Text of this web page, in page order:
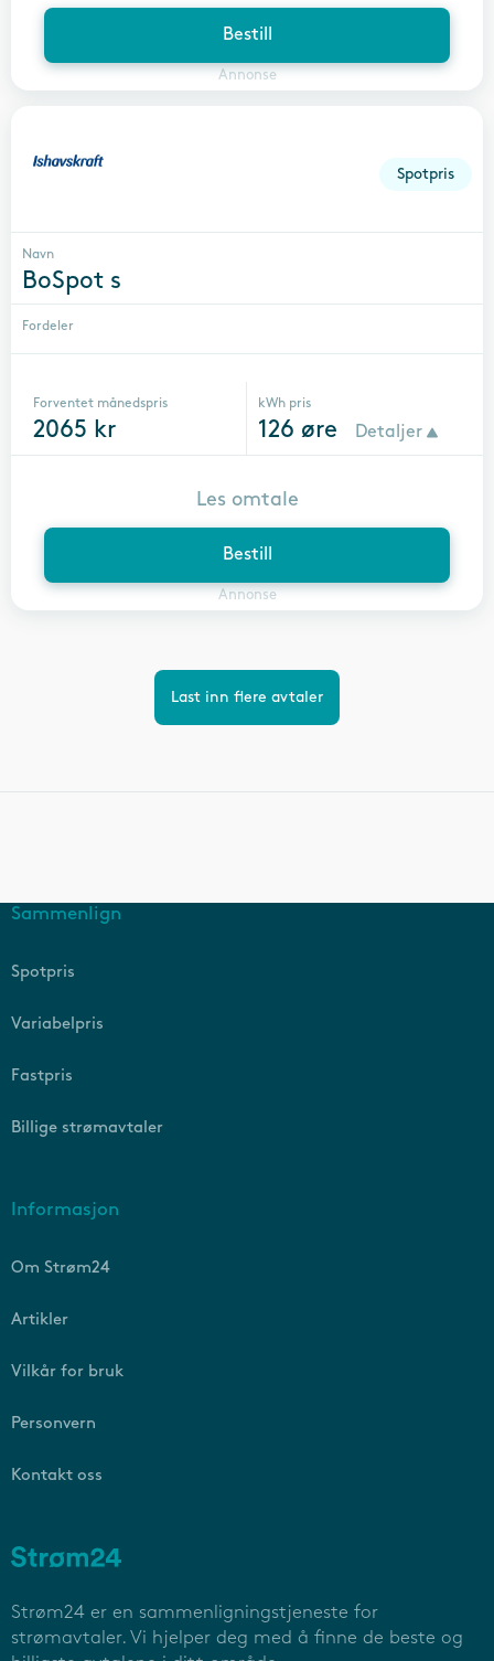
Bestill
Annonse
Spotpris
Navn
BoSpot s
Fordeler
Forventet månedspris
2065 kr
kWh pris
126 øre Detaljer
Bestill
Annonse
Les omtale
Last inn flere avtaler
Strøm24 er en sammenligningstjeneste for
strømavtaler. Vi hjelper deg med å finne de beste og
Sammenlign
Spotpris
Variabelpris
Fastpris
Billige strømavtaler
Informasjon
Om Strøm24
Artikler
Vilkår for bruk
Personvern
Kontakt oss